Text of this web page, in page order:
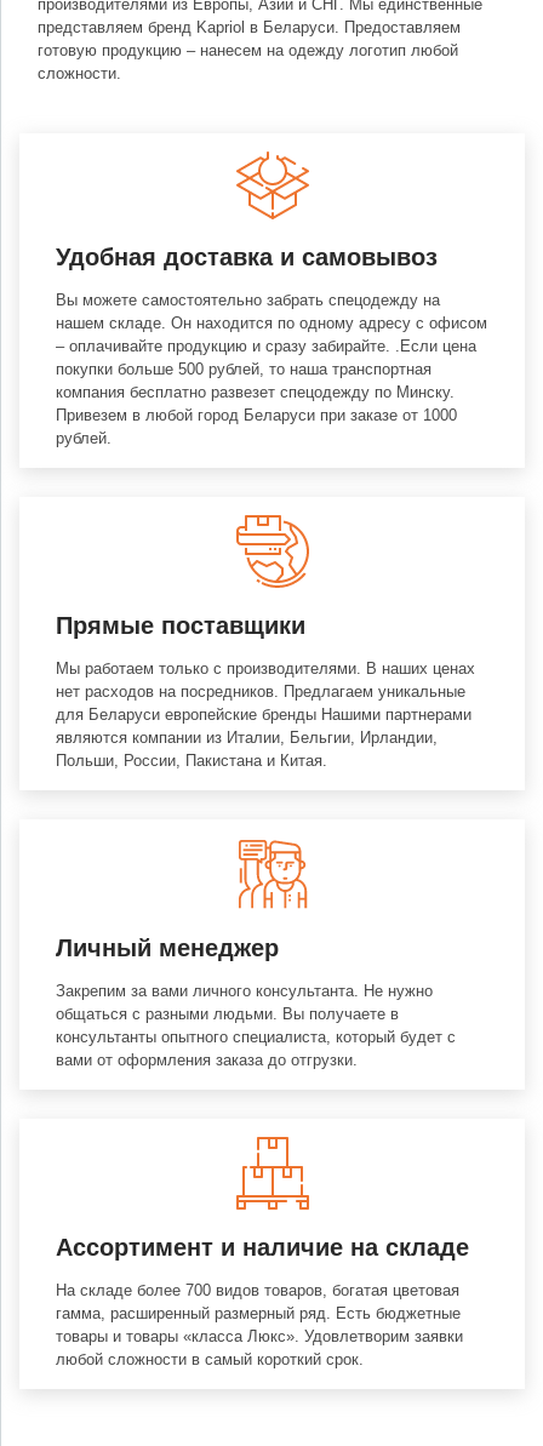
производителями из Европы, Азии и СНГ. Мы единственные
представляем бренд Kapriol в Беларуси. Предоставляем
готовую продукцию – нанесем на одежду логотип любой
сложности.
Удобная доставка и самовывоз
Вы можете самостоятельно забрать спецодежду на
нашем складе. Он находится по одному адресу с офисом
– оплачивайте продукцию и сразу забирайте. .Если цена
покупки больше 500 рублей, то наша транспортная
компания бесплатно развезет спецодежду по Минску.
Привезем в любой город Беларуси при заказе от 1000
рублей.
Прямые поставщики
Мы работаем только с производителями. В наших ценах
нет расходов на посредников. Предлагаем уникальные
для Беларуси европейские бренды Нашими партнерами
являются компании из Италии, Бельгии, Ирландии,
Польши, России, Пакистана и Китая.
Личный менеджер
Закрепим за вами личного консультанта. Не нужно
общаться с разными людьми. Вы получаете в
консультанты опытного специалиста, который будет с
вами от оформления заказа до отгрузки.
Ассортимент и наличие на складе
На складе более 700 видов товаров, богатая цветовая
гамма, расширенный размерный ряд. Есть бюджетные
товары и товары «класса Люкс». Удовлетворим заявки
любой сложности в самый короткий срок.